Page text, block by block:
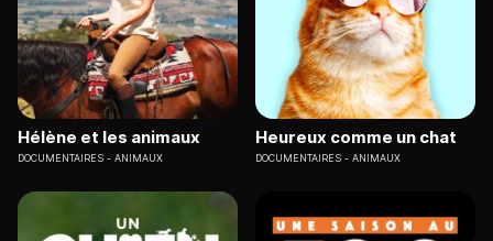
Hélène et les animaux
DOCUMENTAIRES ANIMAUX
Heureux comme un chat
DOCUMENTAIRES ANIMAUX